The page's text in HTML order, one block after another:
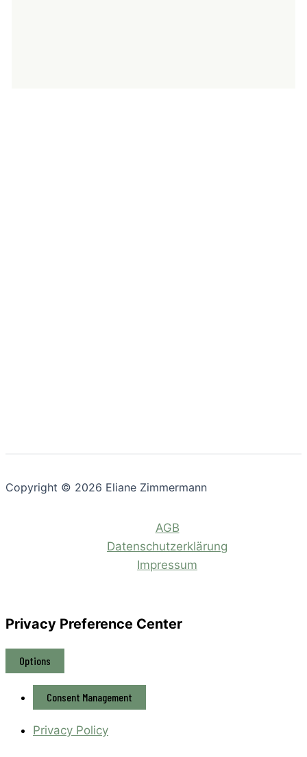
Copyright © 2026 Eliane Zimmermann
AGB
Datenschutzerklärung
Impressum
Privacy Preference Center
Options
Consent Management
Privacy Policy